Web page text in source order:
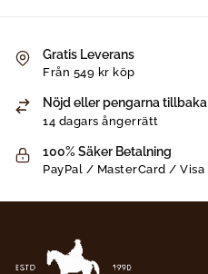
Gratis Leverans
Från 549 kr köp
Nöjd eller pengarna tillbaka
14 dagars ångerrätt
100% Säker Betalning
PayPal / MasterCard / Visa